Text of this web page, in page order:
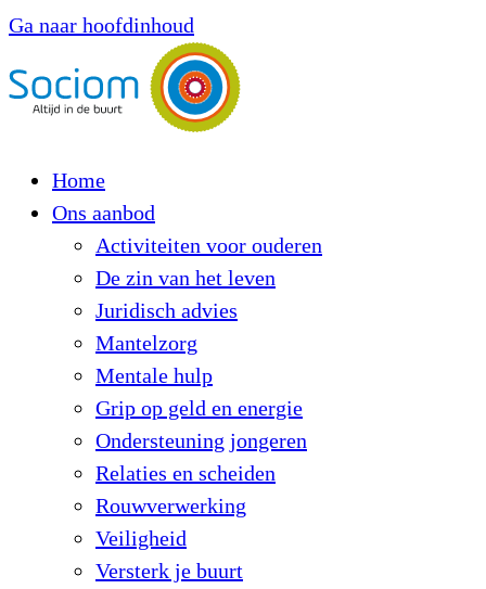
Ga naar hoofdinhoud
Home
Ons aanbod
Activiteiten voor ouderen
De zin van het leven
Juridisch advies
Mantelzorg
Mentale hulp
Grip op geld en energie
Ondersteuning jongeren
Relaties en scheiden
Rouwverwerking
Veiligheid
Versterk je buurt